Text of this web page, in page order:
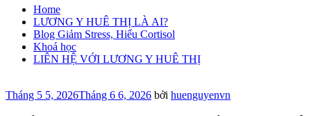
Home
LƯƠNG Y HUÊ THỊ LÀ AI?
Blog Giảm Stress, Hiểu Cortisol
Khoá học
LIÊN HỆ VỚI LƯƠNG Y HUÊ THỊ
Đăng
Tháng 5 5, 2026Tháng 6 6, 2026 bởi huenguyenvn